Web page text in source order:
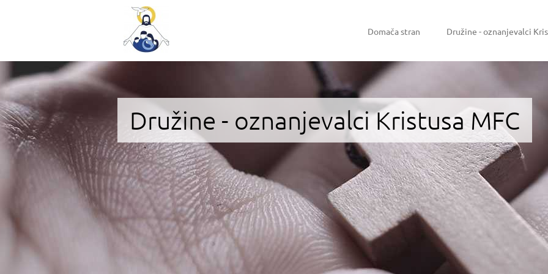
Domača stran Družine - oznanjevalci
Družine - oznanjevalci Kristusa MFC